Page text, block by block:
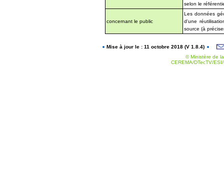
selon le
concernant le public
Les données
d'une
source (à
Mise à jour le : 11 octobre 2018 (V 1.8.4)
© Ministère de
CEREMA/DTecTV/